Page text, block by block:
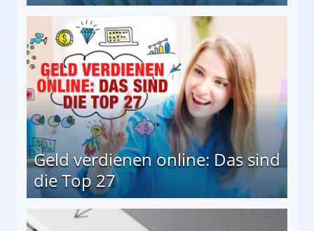
Geld verdienen online: Das sind
die Top 27